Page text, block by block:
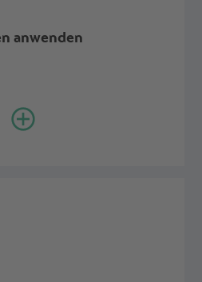
anwenden